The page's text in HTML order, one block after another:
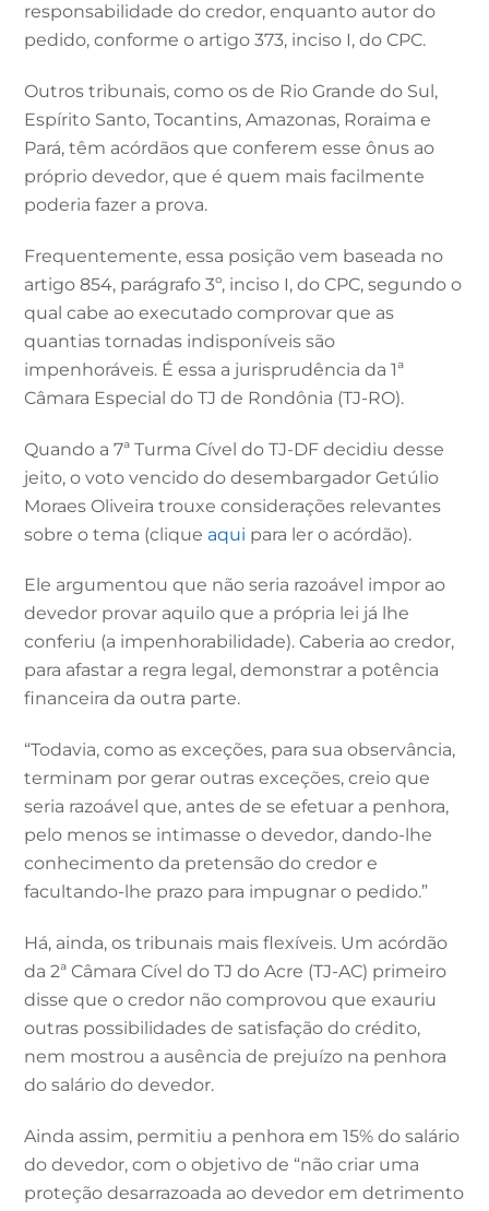
responsabilidade do credor, enquanto autor do
pedido, conforme o artigo 373, inciso I, do CPC.
Outros tribunais, como os de Rio Grande do Sul,
Espírito Santo, Tocantins, Amazonas, Roraima e
Pará, têm acórdãos que conferem esse ônus ao
próprio devedor, que é quem mais facilmente
poderia fazer a prova.
Frequentemente, essa posição vem baseada no
artigo 854, parágrafo 3º, inciso I, do CPC, segundo o
qual cabe ao executado comprovar que as
quantias tornadas indisponíveis são
impenhoráveis. É essa a jurisprudência da 1ª
Câmara Especial do TJ de Rondônia (TJ-RO).
Quando a 7ª Turma Cível do TJ-DF decidiu desse
jeito, o voto vencido do desembargador Getúlio
Moraes Oliveira trouxe considerações relevantes
sobre o tema (clique aqui para ler o acórdão).
Ele argumentou que não seria razoável impor ao
devedor provar aquilo que a própria lei já lhe
conferiu (a impenhorabilidade). Caberia ao credor,
para afastar a regra legal, demonstrar a potência
financeira da outra parte.
“Todavia, como as exceções, para sua observância,
terminam por gerar outras exceções, creio que
seria razoável que, antes de se efetuar a penhora,
pelo menos se intimasse o devedor, dando-lhe
conhecimento da pretensão do credor e
facultando-lhe prazo para impugnar o pedido.”
Há, ainda, os tribunais mais flexíveis. Um acórdão
da 2ª Câmara Cível do TJ do Acre (TJ-AC) primeiro
disse que o credor não comprovou que exauriu
outras possibilidades de satisfação do crédito,
nem mostrou a ausência de prejuízo na penhora
do salário do devedor.
Ainda assim, permitiu a penhora em 15% do salário
do devedor, com o objetivo de “não criar uma
proteção desarrazoada ao devedor em detrimento